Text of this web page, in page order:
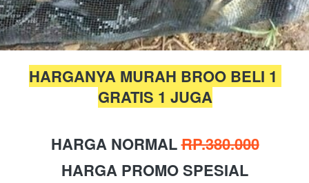
HARGANYA MURAH BROO BELI 1
GRATIS 1 JUGA
HARGA NORMAL RP.380.000
HARGA PROMO SPESIAL